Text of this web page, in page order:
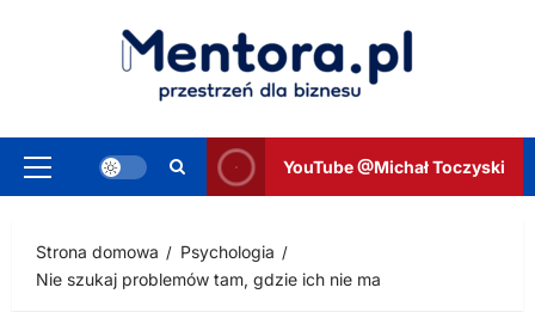
Menu
YouTube @Michał Toczyski
Strona domowa
Psychologia
Nie szukaj problemów tam, gdzie ich nie ma